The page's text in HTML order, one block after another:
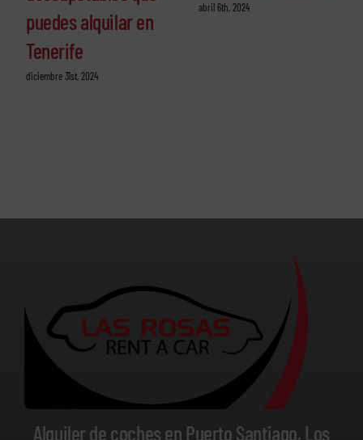
puedes alquilar en
Tenerife
diciembre 31st, 2024
abril 6th, 2024
Alquiler de coches en Puerto Santiago, Los